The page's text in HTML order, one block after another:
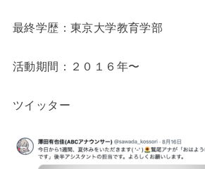
最終学歴：東京大学教育学部
活動期間：２０１６年〜
ツイッター